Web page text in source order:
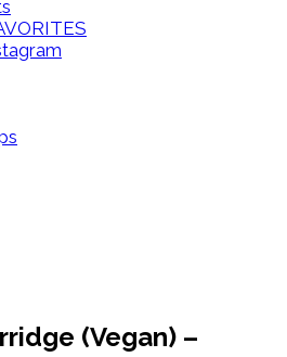
(Vegan) –